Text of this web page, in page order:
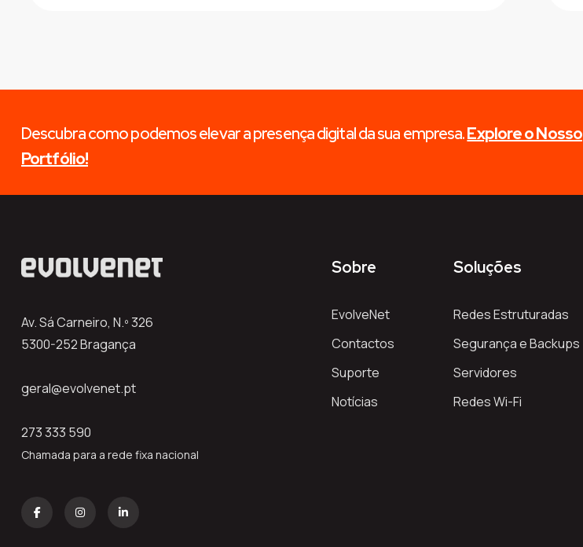
Descubra como podemos elevar a presença digital da sua empresa.Explore o Nosso
Portfólio!
Av. Sá Carneiro, N.º 326
5300-252 Bragança
geral@evolvenet.pt
273 333 590
Chamada para a rede fixa nacional
Sobre
EvolveNet
Contactos
Suporte
Notícias
Soluções
Redes Estruturadas
Segurança e Backups
Servidores
Redes Wi-Fi